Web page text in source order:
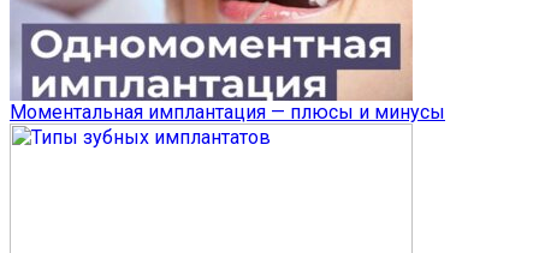
Моментальная имплантация — плюсы и минусы